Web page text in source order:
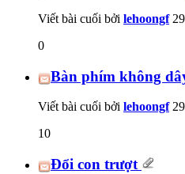
Viết bài cuối bởi lehoongf
0
Bàn phím không
Viết bài cuối bởi lehoongf
10
Đổi con trượt